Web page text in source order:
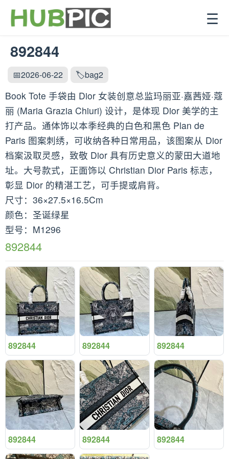
☰
892844
📅2026-06-22 🏷️bag2
Book Tote 手袋由 Dior 女装创意总监玛丽亚·嘉茜娅·蔻
丽 (Maria Grazia Chiuri) 设计，是体现 Dior 美学的主
打产品。通体饰以本季经典的白色和黑色 Plan de
Paris 图案刺绣，可收纳各种日常用品，该图案从 Dior
档案汲取灵感，致敬 Dior 具有历史意义的蒙田大道地
址。大号款式，正面饰以 Christian Dior Paris 标志，
彰显 Dior 的精湛工艺，可手提或肩背。
尺寸：36×27.5×16.5Cm
颜色：圣诞绿星
型号：M1296
892844
892844 892844 892844
892844 892844 892844